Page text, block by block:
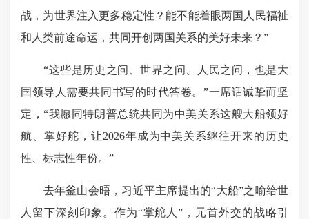
战，为世界注入更多稳定性？能不能着眼两国人民福祉
和人类前途命运，共同开创两国关系的美好未来？”
“这些是历史之问、世界之问、人民之问，也是大
国领导人需要共同书写的时代答卷。”一席话诚挚而坚
定，“我愿同特朗普总统共同为中美关系这艘大船领好
航、掌好舵，让2026年成为中美关系继往开来的历史
性、标志性年份。”
去年釜山会晤，习近平主席提出的“大船”之喻给世
人留下深刻印象。作为“掌舵人”，元首外交的战略引